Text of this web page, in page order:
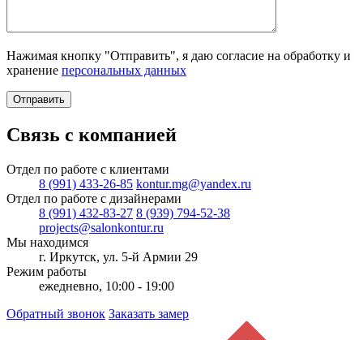
Нажимая кнопку "Отправить", я даю согласие на обработку и
хранение персональных данных
Отправить
Связь с компанией
Отдел по работе с клиентами
8 (991) 433-26-85 kontur.mg@yandex.ru
Отдел по работе с дизайнерами
8 (991) 432-83-27 8 (939) 794-52-38
projects@salonkontur.ru
Мы находимся
г. Иркутск, ул. 5-й Армии 29
Режим работы
ежедневно, 10:00 - 19:00
Обратный звонок Заказать замер